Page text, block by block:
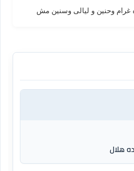
غرام وحنين و ليالى وسنين مش
هلال